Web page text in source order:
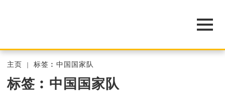
主页 标签︰中国国家队
标签︰中国国家队